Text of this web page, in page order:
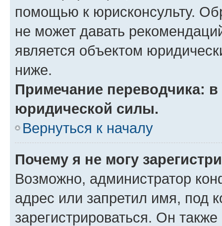
помощью к юрисконсульту.
не может давать
является объектом
ниже.
Примечание переводчика:
юридической силы.
Вернуться к началу
Почему я не могу
Возможно, администратор
адрес или запретил имя, под
зарегистрироваться. Он